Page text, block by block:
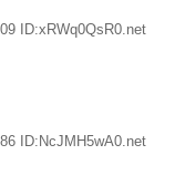
ID:xRWq0QsR0.net
ID:NcJMH5wA0.net